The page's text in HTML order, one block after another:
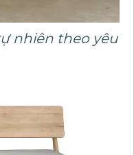
nhiên theo yêu